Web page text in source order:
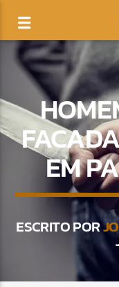
EM
ESCRITO POR